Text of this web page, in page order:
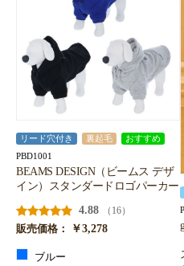
リード穴付き 裏起毛 おすすめ
PBD1001
BEAMS DESIGN（ビームス デザ
イン）スタンダードロゴパーカー
4.88
（16）
販売価格：
￥3,278
ブルー